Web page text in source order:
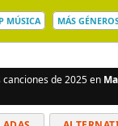
MÚSICA MÁS
de 2025 en